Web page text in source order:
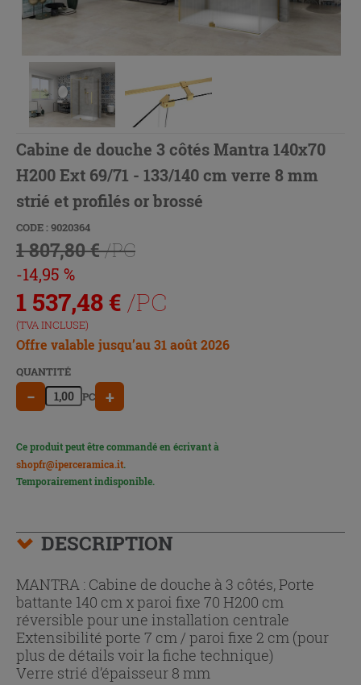
Cabine de douche 3 côtés Mantra 140x70
H200 Ext 69/71 - 133/140 cm verre 8 mm
strié et profilés or brossé
CODE : 9020364
1 807,80 €/PC
-14,95 %
1 537,48 € /PC
(TVA INCLUSE)
Offre valable jusqu’au 31 août 2026
QUANTITÉ
− PC +
Ce produit peut être commandé en écrivant à
shopfr@iperceramica.it.
Temporairement indisponible.
DESCRIPTION
MANTRA : Cabine de douche à 3 côtés, Porte
battante 140 cm x paroi fixe 70 H200 cm
réversible pour une installation centrale
Extensibilité porte 7 cm / paroi fixe 2 cm (pour
plus de détails voir la fiche technique)
Verre strié d’épaisseur 8 mm